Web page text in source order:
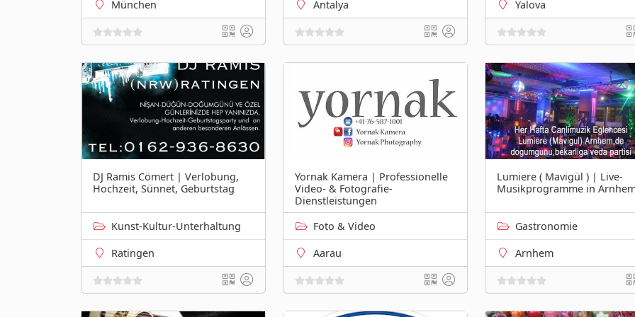
München Antalya Yalova
DJ Ramis Cömert | Verlobung,
Hochzeit, Sünnet, Geburtstag
Kunst-Kultur-Unterhaltung
Ratingen
Yornak Kamera | Professionelle
Video- & Fotografie-
Dienstleistungen
Foto & Video
Aarau
Lumiere ( Mavigül ) | Live-
Musikprogramme in
Gastronomie
Arnhem